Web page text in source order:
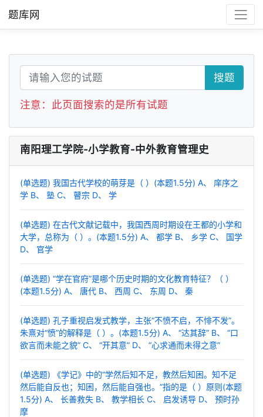
题库网
搜题
注意：此页面搜索的是所有试题
南阳理工学院-小学教育-中外教育管理史
(单选题) 我国古代学校的萌芽是（ ）(本题1.5分) A、 庠序之
学 B、 塾 C、 瞽宗 D、 学
(单选题) 在古代文献记载中，我国西周时期设在王都的小学和
大学，总称为（ ）。(本题1.5分) A、 都学 B、 乡学 C、 国学
D、 官学
(单选题) “学在官府”是哪个历史时期的文化教育特征？（ ）
(本题1.5分) A、 唐代 B、 西周 C、 东周 D、 秦
(单选题) 孔子重视启发式教学，主张“不愤不启，不悱不发”。
朱熹对“愤”的解释是（ ）。(本题1.5分) A、 “达其辞” B、 “口
欲言而未能之貌” C、 “开其意” D、 “心求通而未得之意”
(单选题) 《学记》中的“学然后知不足，教然后知困。知不足
然后能自反也；知困，然后能自强也。”指的是（ ）原则(本题
1.5分) A、 长善救失 B、 教学相长 C、 启发诱导 D、 预时孙
摩